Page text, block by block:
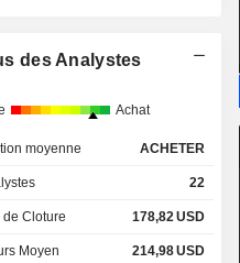
des Analystes
Achat
moyenne ACHETER
22
de Cloture 178,82USD
Moyen 214,98USD